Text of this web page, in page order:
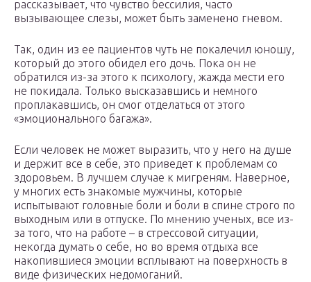
рассказывает, что чувство бессилия, часто
вызывающее слезы, может быть заменено гневом.
Так, один из ее пациентов чуть не покалечил юношу,
который до этого обидел его дочь. Пока он не
обратился из-за этого к психологу, жажда мести его
не покидала. Только высказавшись и немного
проплакавшись, он смог отделаться от этого
«эмоционального багажа».
Если человек не может выразить, что у него на душе
и держит все в себе, это приведет к проблемам со
здоровьем. В лучшем случае к мигреням. Наверное,
у многих есть знакомые мужчины, которые
испытывают головные боли и боли в спине строго по
выходным или в отпуске. По мнению ученых, все из-
за того, что на работе – в стрессовой ситуации,
некогда думать о себе, но во время отдыха все
накопившиеся эмоции всплывают на поверхность в
виде физических недомоганий.